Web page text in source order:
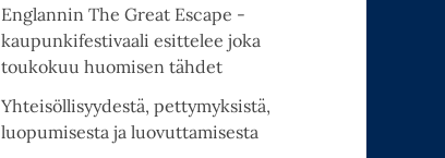
Englannin The Great Escape -
kaupunkifestivaali esittelee joka
toukokuu huomisen tähdet
Yhteisöllisyydestä, pettymyksistä,
luopumisesta ja luovuttamisesta